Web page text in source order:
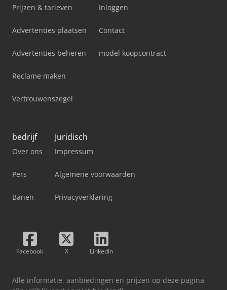
Prijzen & tarieven
Advertenties plaatsen
Advertenties beheren
Reclame maken
Vertrouwenszegel
Inloggen
Contact
model koopcontract
bedrijf
Over ons
Pers
Banen
Juridisch
Impressum
Algemene voorwaarden
Privacyverklaring
Facebook X LinkedIn
Alle informatie, aanbiedingen en prijzen op deze pagina